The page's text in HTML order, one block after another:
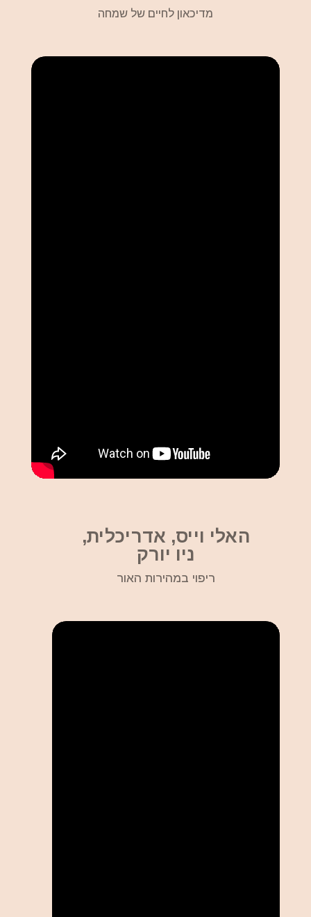
מדיכאון לחיים של שמחה
האלי וייס, אדריכלית,
ניו יורק
ריפוי במהירות האור